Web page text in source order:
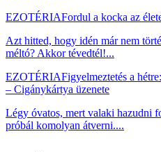
EZOTÉRIAFordul a kocka az
Azt hitted, hogy idén már nem
méltó? Akkor tévedtél!...
EZOTÉRIAFigyelmeztetés a
– Cigánykártya üzenete
Légy óvatos, mert valaki hazudni
próbál komolyan átverni....